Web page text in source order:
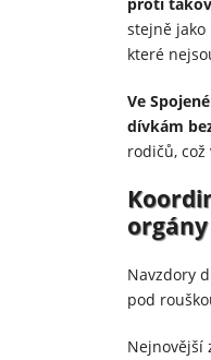
proti
stejně
které
Ve
dívkám
rodičů,
Navzdory
pod
Nejnovější